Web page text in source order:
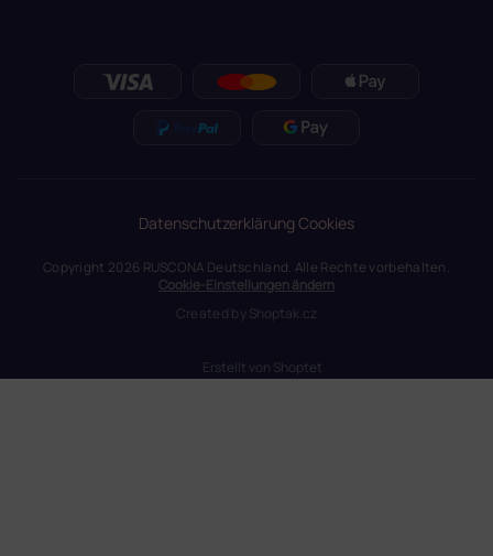
DatenschutzerklärungCookies
Erstellt von Shoptet
Copyright 2026 RUSCONA Deutschland. Alle Rechte vorbehalten.
Cookie-Einstellungen ändern
Created byShoptak.cz